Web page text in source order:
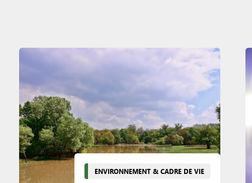
ENVIRONNEMENT & CADRE DE VIE